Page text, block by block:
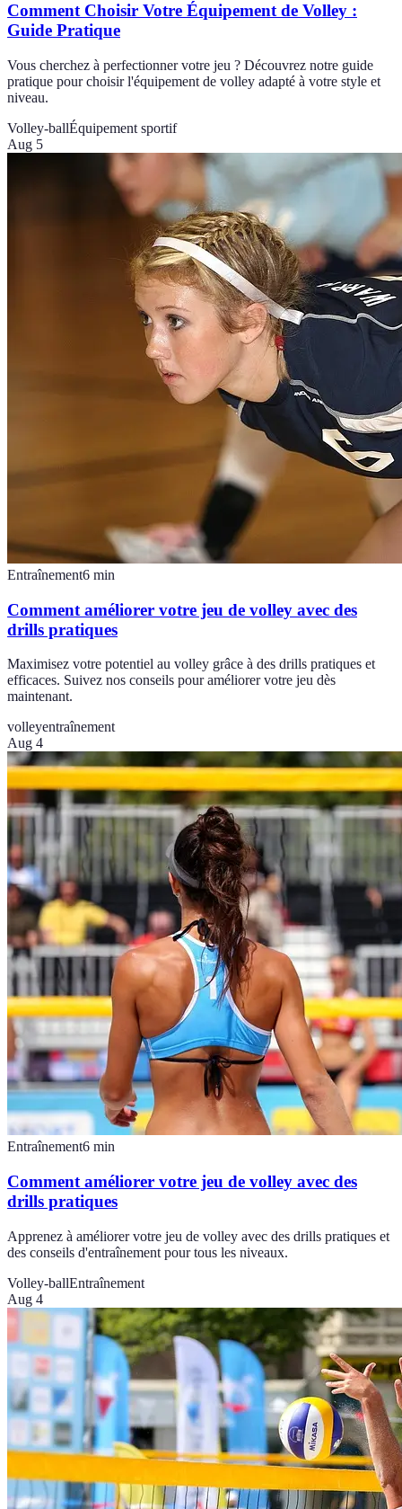
Comment Choisir Votre Équipement de Volley :
Guide Pratique
Vous cherchez à perfectionner votre jeu ? Découvrez notre guide
pratique pour choisir l'équipement de volley adapté à votre style et
niveau.
Volley-ballÉquipement sportif
Aug 5
Entraînement6 min
Comment améliorer votre jeu de volley avec des
drills pratiques
Maximisez votre potentiel au volley grâce à des drills pratiques et
efficaces. Suivez nos conseils pour améliorer votre jeu dès
maintenant.
volleyentraînement
Aug 4
Entraînement6 min
Comment améliorer votre jeu de volley avec des
drills pratiques
Apprenez à améliorer votre jeu de volley avec des drills pratiques et
des conseils d'entraînement pour tous les niveaux.
Volley-ballEntraînement
Aug 4